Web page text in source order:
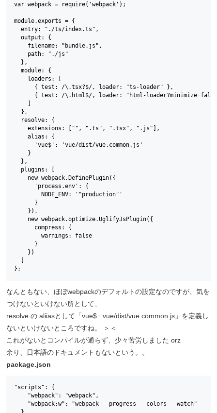
var webpack = require('webpack');
module.exports = {
  entry: "./ts/index.ts",
  output: {
    filename: "bundle.js",
    path: "./js"
  },
  module: {
    loaders: [
      { test: /\.tsx?$/, loader: "ts-loader" },
{ test: /\.html$/, loader: "html-
    ]
  },
  resolve: {
    extensions: ["", ".ts", ".tsx", ".js"],
    alias: {
      'vue$': 'vue/dist/vue.common.js'
    }
  },
  plugins: [
    new webpack.DefinePlugin({
      'process.env': {
        NODE_ENV: '"production"'
      }
    }),
    new webpack.optimize.UglifyJsPlugin({
      compress: {
        warnings: false
      }
    })
  ]
};
なんともない、ほぼwebpackのデフォルトの設定なのですが、気を
つけないといけない所として、
resolve の aliiasとして「vue$ : vue/dist/vue.common.js」を定義し
ないといけないところですね。 ＞＜
これがないとコンパイルが通らず、少々苦労しました orz
余り、日本語のドキュメントもないという。。
package.json
"scripts": {
    "webpack": "webpack",
    "webpack:w": "webpack --progress --colors --watch"